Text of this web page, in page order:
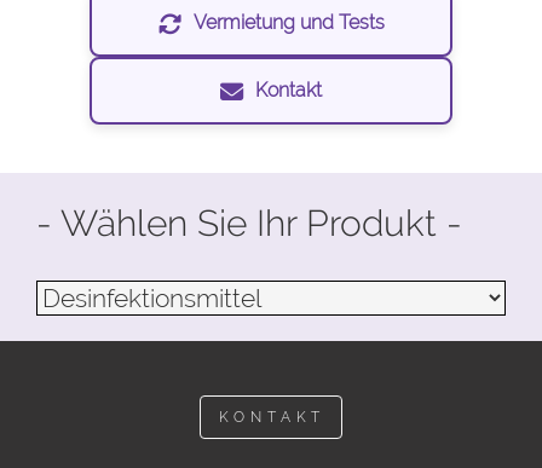
Vermietung und Tests
Kontakt
- Wählen Sie Ihr Produkt -
KONTAKT